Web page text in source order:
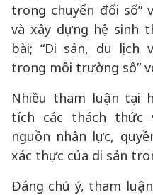
trong chuyển đổi số”
và xây dựng hệ sinh
bài; “Di sản, du lịch
trong môi trường số”
Nhiều tham luận tại
tích các thách thức
nguồn nhân lực,
xác thực của di sản
Đáng chú ý, tham